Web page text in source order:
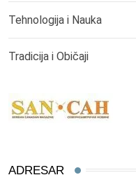
Tehnologija i Nauka
Tradicija i Običaji
ADRESAR